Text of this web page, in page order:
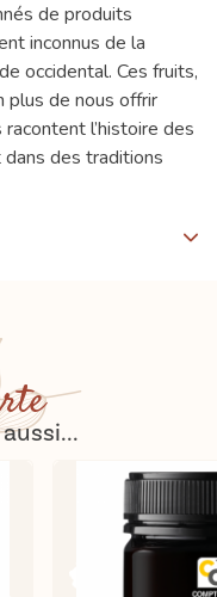
de produits
inconnus de la
occidental. Ces fruits,
plus de nous offrir
l’histoire des
des traditions